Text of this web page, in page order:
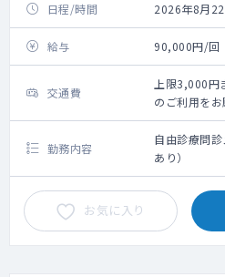
日程/時間 2026年8月
給与 90,000円/回
交通費
上限3,000円
のご利用を
クシー利用
勤務内容
自由診療問
あり）
お気に入り